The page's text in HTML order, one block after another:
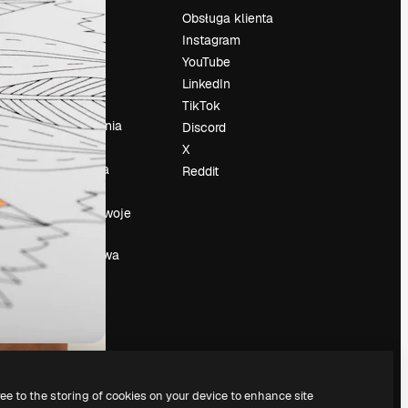
Cennik
O nas
Reviews
Kariera
Trendy
wyszukiwania
Blog
Wydarzenia
Slidesgo
Sprzedaj swoje
treści
Sala prasowa
Obsługa klienta
Instagram
YouTube
LinkedIn
TikTok
Discord
X
Reddit
to the storing of cookies on your device to enhance site